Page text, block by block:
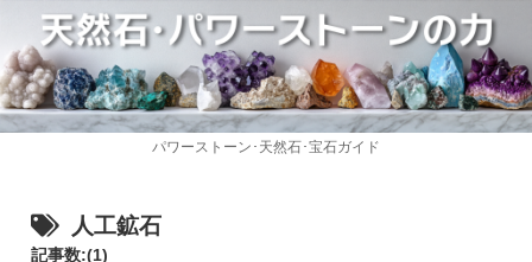
パワーストーン･天然石･宝石ガイド
人工鉱石
記事数:(1)